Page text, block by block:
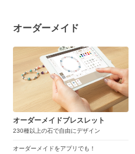
オーダーメイド
オーダーメイドブレスレット
230種以上の石で自由にデザイン
オーダーメイドをアプリでも！